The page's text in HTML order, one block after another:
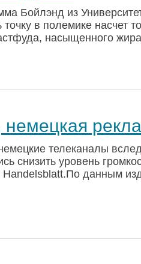
Бойлэнд из
точку в полемике насчет
насыщенного
телеканалы
снизить уровень
данным